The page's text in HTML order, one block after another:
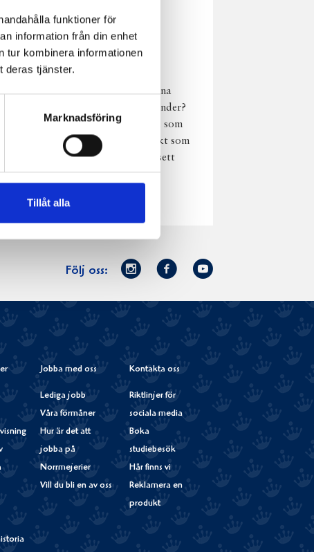
funktioner för
information från din enhet
tur kombinera informationen
deras tjänster.
Marknadsföring
Tillåt alla
njutning i alla
väder
Har du provat
chokladmjölk från dina
norrländska mjölkbönder?
Den är lika god varm som
kall och passar perfekt som
vardagsnjutning oavsett
väder, året om.
Läs mer
Följ oss:
Norrmejerier
Instagram
Facebook
Youtube
Jobba med oss
Lediga jobb
Våra förmåner
Hur är det att
jobba på
Norrmejerier
Vill du bli en av oss
Kontakta oss
Riktlinjer för
sociala media
Boka
studiebesök
Här finns vi
Reklamera en
produkt